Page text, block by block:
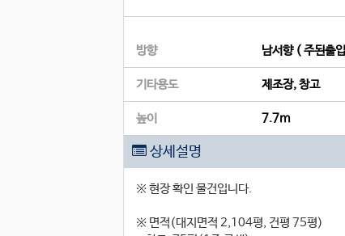
방향 남서향 ( 주된출
기타용도 제조장, 창고
높이 7.7m
상세설명
※ 현장 확인 물건입니다.
※ 면적(대지면적 2,104평, 건평 75평)